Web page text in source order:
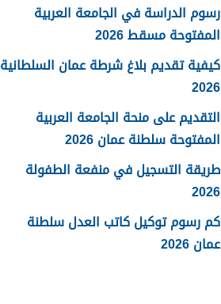
رسوم الدراسة في الجامعة العربية
المفتوحة مسقط 2026
كيفية تقديم بلاغ شرطة عمان السلطانية
2026
التقديم على منحة الجامعة العربية
المفتوحة سلطنة عمان 2026
طريقة التسجيل في منفعة الطفولة
2026
كم رسوم توكيل كاتب العدل سلطنة
عمان 2026